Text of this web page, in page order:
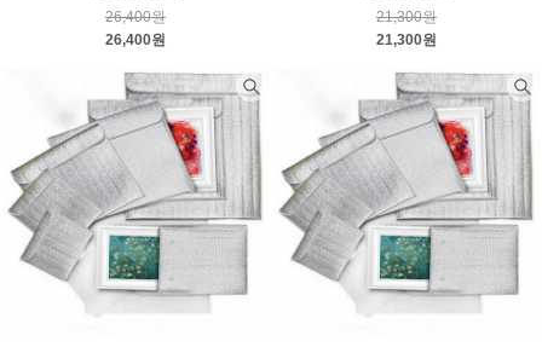
26,400원
26,400원
21,300원
21,300원